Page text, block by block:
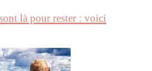
là pour rester : voici